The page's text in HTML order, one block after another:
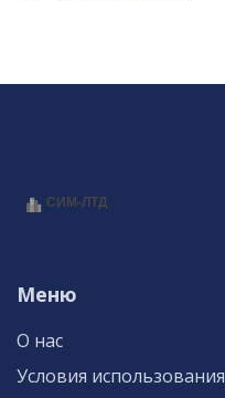
Меню
О нас
Условия использования